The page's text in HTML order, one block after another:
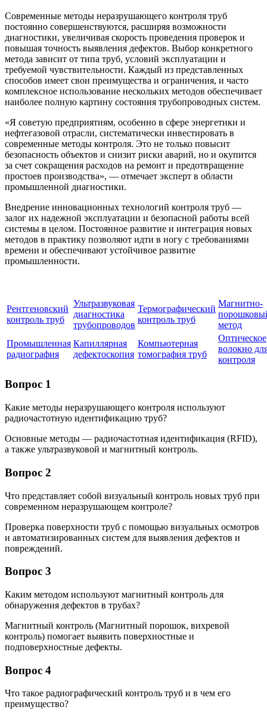
Современные методы неразрушающего контроля труб
постоянно совершенствуются, расширяя возможности
диагностики, увеличивая скорость проведения проверок и
повышая точность выявления дефектов. Выбор конкретного
метода зависит от типа труб, условий эксплуатации и
требуемой чувствительности. Каждый из представленных
способов имеет свои преимущества и ограничения, и часто
комплексное использование нескольких методов обеспечивает
наиболее полную картину состояния трубопроводных систем.
«Я советую предприятиям, особенно в сфере энергетики и
нефтегазовой отрасли, систематически инвестировать в
современные методы контроля. Это не только повысит
безопасность объектов и снизит риски аварий, но и окупится
за счет сокращения расходов на ремонт и предотвращение
простоев производства», — отмечает эксперт в области
промышленной диагностики.
Внедрение инновационных технологий контроля труб —
залог их надежной эксплуатации и безопасной работы всей
системы в целом. Постоянное развитие и интеграция новых
методов в практику позволяют идти в ногу с требованиями
времени и обеспечивают устойчивое развитие
промышленности.
Рентгеновский
контроль труб
Ультразвуковая
диагностика
трубопроводов
Термографический
контроль труб
Магнитно-
метод
Промышленная
радиография
Капиллярная
дефектоскопия
Компьютерная
томография труб
Оптическое
волокно
контроля
Вопрос 1
Какие методы неразрушающего контроля используют
радиочастотную идентификацию труб?
Основные методы — радиочастотная идентификация (RFID),
а также ультразвуковой и магнитный контроль.
Вопрос 2
Что представляет собой визуальный контроль новых труб при
современном неразрушающем контроле?
Проверка поверхности труб с помощью визуальных осмотров
и автоматизированных систем для выявления дефектов и
повреждений.
Вопрос 3
Каким методом используют магнитный контроль для
обнаружения дефектов в трубах?
Магнитный контроль (Магнитный порошок, вихревой
контроль) помогает выявить поверхностные и
подповерхностные дефекты.
Вопрос 4
Что такое радиографический контроль труб и в чем его
преимущество?